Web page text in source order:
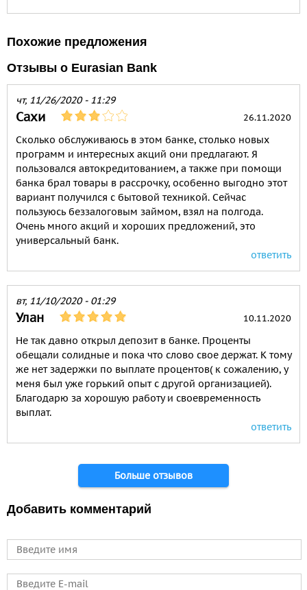
Похожие предложения
Отзывы о Eurasian Bank
чт, 11/26/2020 - 11:29
Сахи 26.11.2020
Сколько обслуживаюсь в этом банке, столько новых
программ и интересных акций они предлагают. Я
пользовался автокредитованием, а также при помощи
банка брал товары в рассрочку, особенно выгодно этот
вариант получился с бытовой техникой. Сейчас
пользуюсь беззалоговым займом, взял на полгода.
Очень много акций и хороших предложений, это
универсальный банк.
ответить
вт, 11/10/2020 - 01:29
Улан 10.11.2020
Не так давно открыл депозит в банке. Проценты
обещали солидные и пока что слово свое держат. К тому
же нет задержки по выплате процентов( к сожалению, у
меня был уже горький опыт с другой организацией).
Благодарю за хорошую работу и своевременность
выплат.
ответить
Больше отзывов
Добавить комментарий
Имя
E-mail